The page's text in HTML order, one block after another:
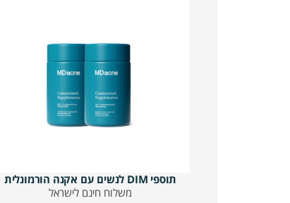
תוספי DIM לנשים עם אקנה הורמונלית
משלוח חינם לישראל